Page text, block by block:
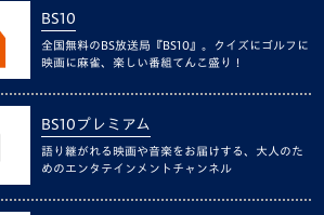
BS10
全国無料のBS放送局『BS10』。クイズにゴルフに
映画に麻雀、楽しい番組てんこ盛り！
BS10プレミアム
語り継がれる映画や音楽をお届けする、大人のた
めのエンタテインメントチャンネル